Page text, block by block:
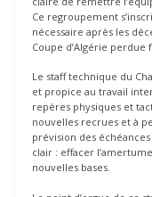
Ce regroupement
nécessaire après les
Coupe d’Algérie perdue
Le staff technique du
et propice au travail
repères physiques et
nouvelles recrues et à
prévision des
clair : effacer
nouvelles bases.